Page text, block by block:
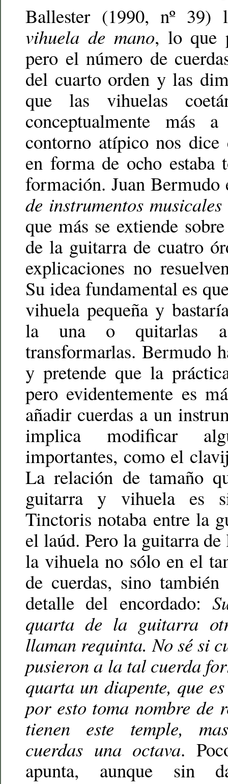
Ballester (1990, nº 39)
vihuela de mano, lo que
pero el número de
del cuarto orden y las
que las vihuelas
conceptualmente
contorno atípico nos dice
en forma de ocho estaba
formación. Juan
de instrumentos musicales
que más se extiende
de la guitarra de cuatro
explicaciones no
Su idea fundamental es
vihuela pequeña y
la una o quitarlas
transformarlas. Bermudo
y pretende que la
pero evidentemente es
añadir cuerdas a un
implica modificar
importantes, como el
La relación de tamaño
guitarra y vihuela es
Tinctoris notaba entre la
el laúd. Pero la guitarra
la vihuela no sólo en el
de cuerdas, sino
detalle del encordado:
quarta de la guitarra
llaman requinta. No sé si
pusieron a la tal cuerda
quarta un diapente, que
por esto toma nombre de
tienen este temple,
cuerdas una octava.
apunta, aunque sin